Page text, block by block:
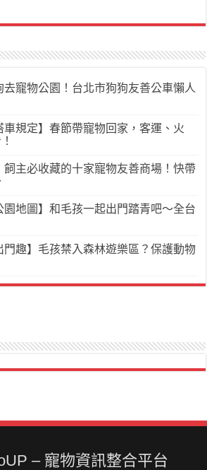
去寵物公園！台北市狗狗友善公車懶人
車規定】春節帶寵物回家，客運、火
飼主必收藏的十家寵物友善商場！快帶
園地圖】和毛孩一起出門踏青吧～全台
門趣】毛孩禁入森林遊樂區？保護動物
– 寵物資訊整合平台